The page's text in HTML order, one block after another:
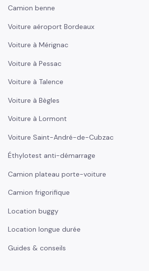
Camion benne
Voiture aéroport Bordeaux
Voiture à Mérignac
Voiture à Pessac
Voiture à Talence
Voiture à Bègles
Voiture à Lormont
Voiture Saint-André-de-Cubzac
Éthylotest anti-démarrage
Camion plateau porte-voiture
Camion frigorifique
Location buggy
Location longue durée
Guides & conseils